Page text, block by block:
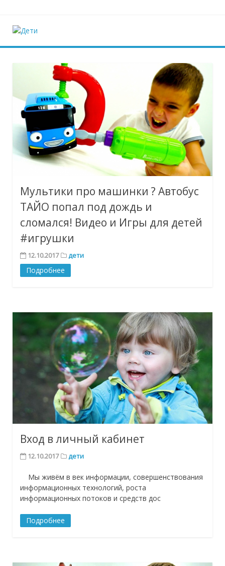
Дети
Мультики про машинки ? Автобус
ТАЙО попал под дождь и
сломался! Видео и Игры для детей
#игрушки
12.10.2017 дети
Подробнее
Вход в личный кабинет
12.10.2017 дети
Мы живём в век информации, совершенствования
информационных технологий, роста
информационных потоков и средств дос
Подробнее